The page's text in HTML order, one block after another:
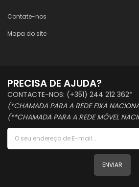
Contate-nos
Mapa do site
PRECISA DE AJUDA?
CONTACTE-NOS: (+351) 244 212 362*
(*CHAMADA PARA A REDE FIXA
(**CHAMADA PARA A REDE MÓVEL
ENVIAR